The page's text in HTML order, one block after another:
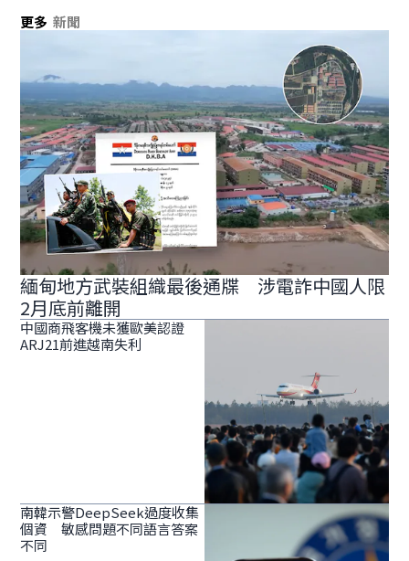
更多 新聞
緬甸地方武裝組織最後通牒 涉電詐中國人限
2月底前離開
中國商飛客機未獲歐美認證
ARJ21前進越南失利
南韓示警DeepSeek過度收集
個資 敏感問題不同語言答案
不同